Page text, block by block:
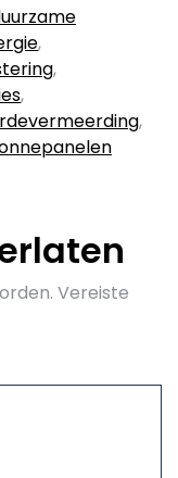
,
,
,
,
Vereiste